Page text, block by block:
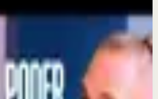
te hace rico? #verdad